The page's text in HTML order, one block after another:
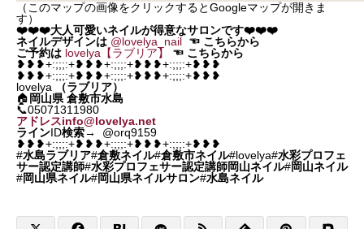
（このマップの画像をクリックするとGoogleマップが開きま
す）
❤️❤️❤️大人可愛いネイルが得意なサロンです❤️❤️❤️
ネイルデザインは @lovelya_nail ☜ こちらから
ご予約は lovelya【ラブリア】 ☜ こちらから
❥❥❥+:;;;:+❥❥❥+:;;;:+❥❥❥+:;;;:+❥❥❥
❥❥❥+:;;;:+❥❥❥+:;;;:+❥❥❥+:;;;:+❥❥❥
lovelya
（ラブリア）
🏠 岡山県 倉敷市水島
📞05071311980
アドレスinfo@lovelya.net
ラインID検索→ @orq9159
❥❥❥+:;;;:+❥❥❥+:;;;:+❥❥❥+:;;;:+❥❥❥
#水島ラブリア#倉敷ネイル#倉敷市ネイル#lovelya#水彩プロフェ
サー認定講師#水彩プロフェサー認定講師岡山ネイル#岡山ネイル
#岡山県ネイル#岡山県ネイルサロン#水島ネイル